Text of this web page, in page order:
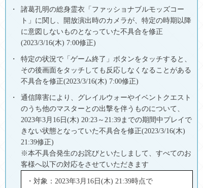
諸葛孔明の総身霊衣「ファッショナブルモッズコー
ト」に関し、開放演出時のカメラが、特定の時期以降
に意図しないものとなっていた不具合を修正
(2023/3/16(木) 7:00修正)
特定の状況で「ゲーム終了」ボタンをタッチすると、
その後画面をタッチしても反応しなくなることがある
不具合を修正(2023/3/16(木) 7:00修正)
通信障害により、グレイルウォーやイベントクエスト
のうち他のマスターとの出撃を伴うものについて、
2023年3月16日(木) 20:23～21:39までの期間中プレイで
きない状態となっていた不具合を修正(2023/3/16(木)
21:39修正)
※本不具合発生のお詫びといたしまして、すべてのお
客様へ以下の対応をさせていただきます
・対象：2023年3月16日(木) 21:39時点で